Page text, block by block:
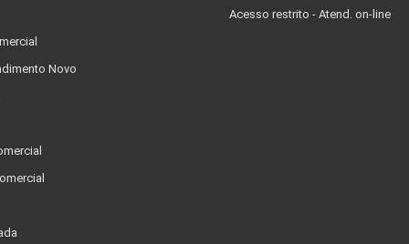
Novo
Acesso restrito - Atend. on-line